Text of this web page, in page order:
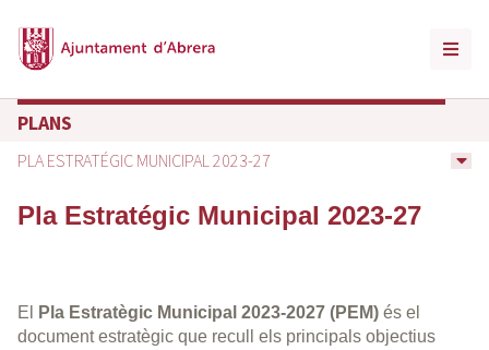
PLANS
PLA ESTRATÉGIC MUNICIPAL 2023-27
Pla Estratégic Municipal 2023-27
El Pla Estratègic Municipal 2023-2027 (PEM) és el
document estratègic que recull els principals objectius